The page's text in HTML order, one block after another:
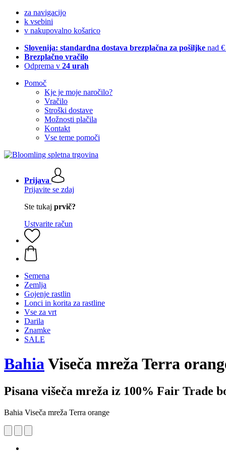
za navigacijo
k vsebini
v nakupovalno košarico
Slovenija: standardna dostava brezplačna za pošiljke nad
Brezplačno vračilo
Odprema v 24 urah
Pomoč
Kje je moje naročilo?
Vračilo
Stroški dostave
Možnosti plačila
Kontakt
Vse teme pomoči
Prijava
Prijavite se zdaj
Ste tukaj prvič?
Ustvarite račun
Semena
Zemlja
Gojenje rastlin
Lonci in korita za rastline
Vse za vrt
Darila
Znamke
SALE
BahiaViseča mreža Terra
Pisana višeča mreža iz 100% Fair Trade
Bahia Viseča mreža Terra orange